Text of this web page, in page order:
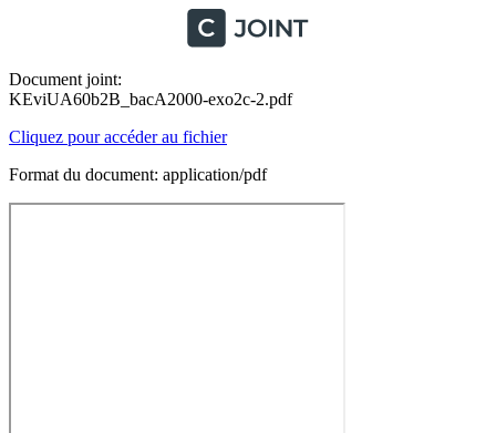
Document joint:
KEviUA60b2B_bacA2000-exo2c-2.pdf
Cliquez pour accéder au fichier
Format du document: application/pdf